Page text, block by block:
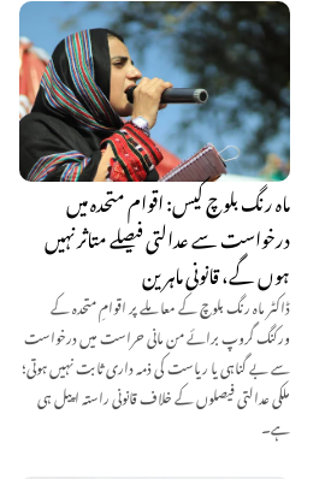
ماہ رنگ بلوچ کیس: اقوام متحدہ میں
درخواست سے عدالتی فیصلے متاثر نہیں
ہوں گے، قانونی ماہرین
ڈاکٹر ماہ رنگ بلوچ کے معاملے پر اقوامِ متحدہ کے
ورکنگ گروپ برائے من مانی حراست میں درخواست
سے بے گناہی یا ریاست کی ذمہ داری ثابت نہیں ہوتی؛
ملکی عدالتی فیصلوں کے خلاف قانونی راستہ اپیل ہی
ہے۔